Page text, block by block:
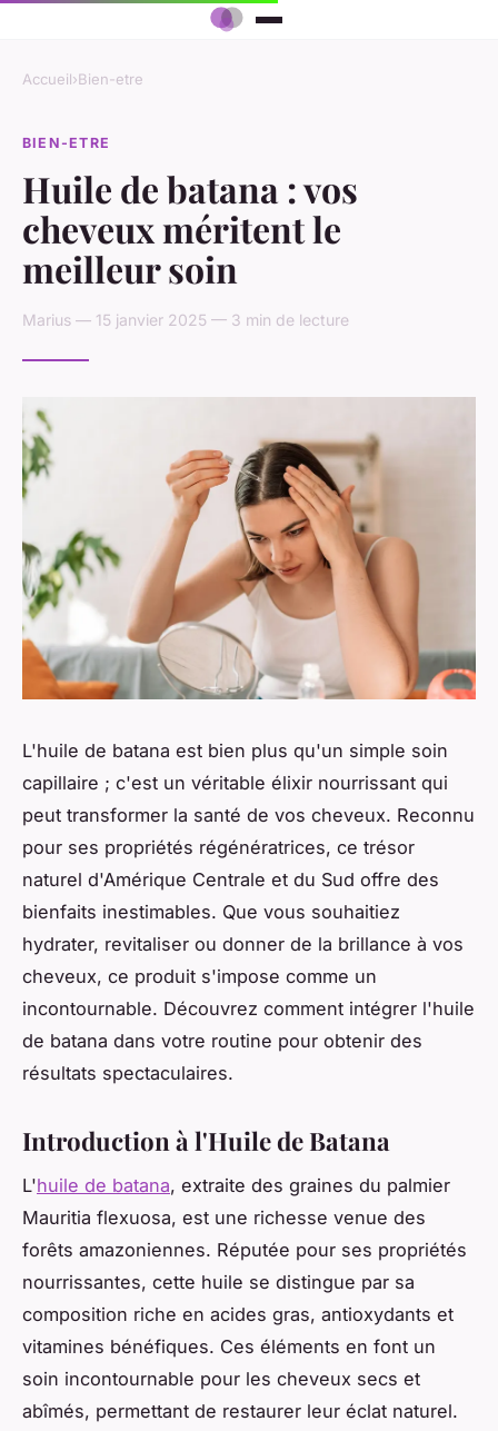
Accueil›Bien-etre
BIEN-ETRE
Huile de batana : vos
cheveux méritent le
meilleur soin
Marius — 15 janvier 2025 — 3 min de lecture
L'huile de batana est bien plus qu'un simple soin
capillaire ; c'est un véritable élixir nourrissant qui
peut transformer la santé de vos cheveux. Reconnu
pour ses propriétés régénératrices, ce trésor
naturel d'Amérique Centrale et du Sud offre des
bienfaits inestimables. Que vous souhaitiez
hydrater, revitaliser ou donner de la brillance à vos
cheveux, ce produit s'impose comme un
incontournable. Découvrez comment intégrer l'huile
de batana dans votre routine pour obtenir des
résultats spectaculaires.
Introduction à l'Huile de Batana
L'huile de batana, extraite des graines du palmier
Mauritia flexuosa, est une richesse venue des
forêts amazoniennes. Réputée pour ses propriétés
nourrissantes, cette huile se distingue par sa
composition riche en acides gras, antioxydants et
vitamines bénéfiques. Ces éléments en font un
soin incontournable pour les cheveux secs et
abîmés, permettant de restaurer leur éclat naturel.